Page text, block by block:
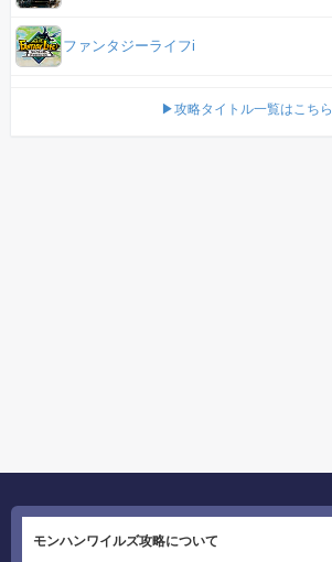
ファンタジーライフi
▶攻略タイトル一覧はこちら
モンハンワイルズ攻略について